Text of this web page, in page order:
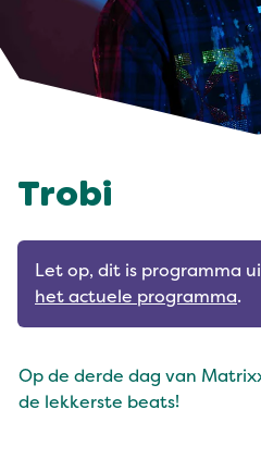
Trobi
Let op, dit is programma
het actuele programma.
Op de derde dag van
de lekkerste beats!